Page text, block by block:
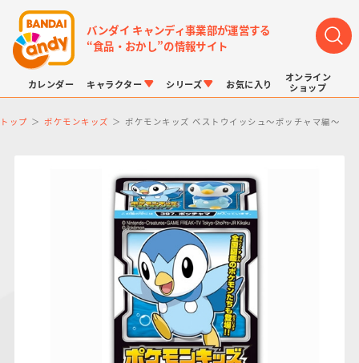
バンダイ キャンディ事業部が運営する
“食品・おかし”の情報サイト
カレンダー キャラクター
LINK TRAVELERS プリキュアシリーズ ドラゴンボール
シリーズ
チョコボックス チョコサプ ポケモンキッズ
お気に入り
オンライン
ショップ
トップ ポケモンキッズ ポケモンキッズ ベストウイッシュ～ポッチャマ編～